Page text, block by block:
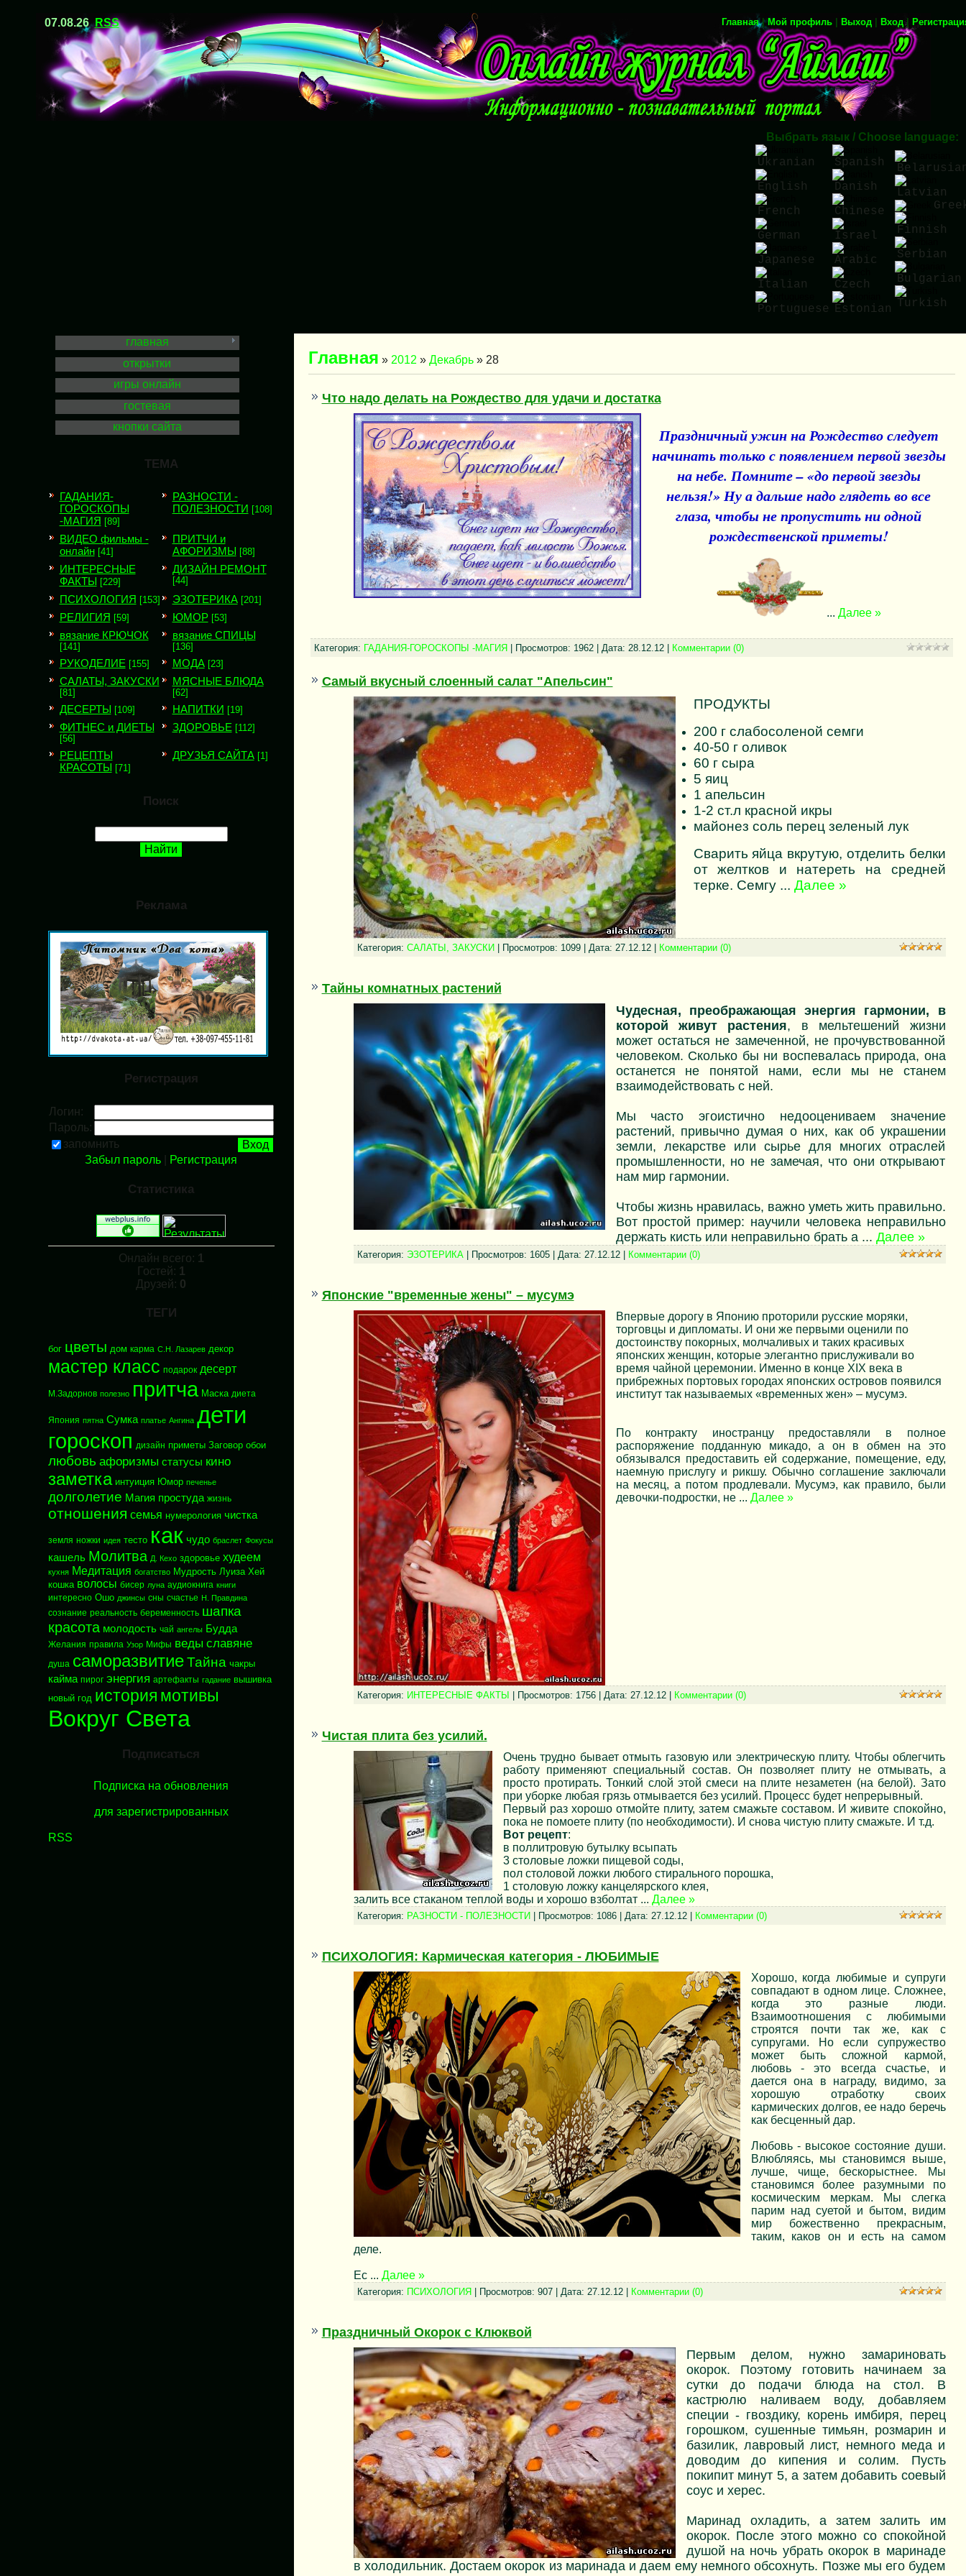
07.08.26RSS Главная| Мой профиль| Выход| Вход|
Выбрать язык / Choose language:
Ukranian
English
French
German
Japanese
Italian
Portuguese
Spanish
Danish
Chinese
Israel
Arabic
Czech
Estonian
Latvian
Finnish
Serbian
Bulgarian
Turkish
главная
открытки
игры онлайн
гостевая
кнопки сайта
ТЕМА
ГАДАНИЯ-
ГОРОСКОПЫ
-МАГИЯ [89]
РАЗНОСТИ -
ПОЛЕЗНОСТИ [108]
ВИДЕО фильмы -
онлайн [41]
ПРИТЧИ и
АФОРИЗМЫ [88]
ИНТЕРЕСНЫЕ
ФАКТЫ [229]
ДИЗАЙН РЕМОНТ
[44]
ПСИХОЛОГИЯ [153] ЭЗОТЕРИКА [201]
РЕЛИГИЯ [59] ЮМОР [53]
вязание КРЮЧОК
[141]
вязание СПИЦЫ
[136]
РУКОДЕЛИЕ [155] МОДА [23]
САЛАТЫ, ЗАКУСКИ
[81]
МЯСНЫЕ БЛЮДА
[62]
ДЕСЕРТЫ [109] НАПИТКИ [19]
ФИТНЕС и ДИЕТЫ
[56]
ЗДОРОВЬЕ [112]
РЕЦЕПТЫ
КРАСОТЫ [71]
ДРУЗЬЯ САЙТА [1]
Поиск
Реклама
Регистрация
Логин:
Пароль:
запомнить
Забыл пароль
Регистрация
Статистика
Онлайн всего: 1
Гостей: 1
Друзей: 0
ТЕГИ
бог цветы дом карма С.Н. Лазарев декор
мастер класс подарок десерт
М.Задорнов полезно притча Маска диета
Япония пятна Сумка платье Ангина дети
гороскоп дизайн приметы Заговор обои
любовь афоризмы статусы кино
заметка интуиция Юмор печенье
долголетие Магия простуда жизнь
отношения семья нумерология чистка
земля ножки идея тесто как чудо браслет Фокусы
кашель Молитва Д. Кехо здоровье худеем
кухня Медитация богатство Мудрость Луиза Хей
кошка волосы бисер луна аудиокнига книги
интересно Ошо джинсы сны счастье Н. Правдина
сознание реальность беременность шапка
красота молодость чай ангелы Будда
Желания правила Узор Мифы веды славяне
душа саморазвитие Тайна чакры
кайма пирог энергия артефакты гадание вышивка
новый год история мотивы
Вокруг Света
Подписаться
Подписка на обновления
для зарегистрированных
RSS
Главная » 2012 » Декабрь » 28
Что надо делать на Рождество для удачи и достатка
Праздничный ужин на Рождество следует
начинать только с появлением первой звезды
на небе. Помните – «до первой звезды
нельзя!» Ну а дальше надо глядеть во все
глаза, чтобы не пропустить ни одной
рождественской приметы!
... Далее »
Категория: ГАДАНИЯ-ГОРОСКОПЫ -МАГИЯ | Просмотров: 1962 | Дата: 28.12.12| Комментарии (0)
Самый вкусный слоенный салат "Апельсин"
ПРОДУКТЫ
200 г слабосоленой семги
40-50 г оливок
60 г сыра
5 яиц
1 апельсин
1-2 ст.л красной икры
майонез соль перец зеленый лук
Сварить яйца вкрутую, отделить белки
от желтков и натереть на средней
терке. Семгу ... Далее »
Категория: САЛАТЫ, ЗАКУСКИ | Просмотров: 1099 | Дата: 27.12.12| Комментарии (0)
Тайны комнатных растений
Чудесная, преображающая энергия гармонии, в
которой живут растения, в мельтешений жизни
может остаться не замеченной, не прочувствованной
человеком. Сколько бы ни воспевалась природа, она
останется не понятой нами, если мы не станем
взаимодействовать с ней.
Мы часто эгоистично недооцениваем значение
растений, привычно думая о них, как об украшении
земли, лекарстве или сырье для многих отраслей
промышленности, но не замечая, что они открывают
нам мир гармонии.
Чтобы жизнь нравилась, важно уметь жить правильно.
Вот простой пример: научили человека неправильно
держать кисть или неправильно брать а ... Далее »
Категория: ЭЗОТЕРИКА| Просмотров: 1605 | Дата: 27.12.12| Комментарии (0)
Японские "временные жены" – мусумэ
Впервые дорогу в Японию проторили русские моряки,
торговцы и дипломаты. И они же первыми оценили по
достоинству покорных, молчаливых и таких красивых
японских женщин, которые элегантно прислуживали во
время чайной церемонии. Именно в конце XIX века в
прибрежных портовых городах японских островов появился
институт так называемых «временных жен» – мусумэ.
По контракту иностранцу предоставляли в полное
распоряжение подданную микадо, а он в обмен на это
обязывался предоставить ей содержание, помещение, еду,
наемную прислугу и рикшу. Обычно соглашение заключали
на месяц, а потом продлевали. Мусумэ, как правило, были
девочки-подростки, не ... Далее »
Категория: ИНТЕРЕСНЫЕ ФАКТЫ | Просмотров: 1756 | Дата: 27.12.12| Комментарии (0)
Чистая плита без усилий.
Очень трудно бывает отмыть газовую или электрическую плиту. Чтобы облегчить
работу применяют специальный состав. Он позволяет плиту не отмывать, а
просто протирать. Тонкий слой этой смеси на плите незаметен (на белой). Зато
при уборке любая грязь отмывается без усилий. Процесс будет непрерывный.
Первый раз хорошо отмойте плиту, затем смажьте составом. И живите спокойно,
пока не помоете плиту (по необходимости). И снова чистую плиту смажьте. И т.д.
Вот рецепт:
в поллитровую бутылку всыпать
3 столовые ложки пищевой соды,
пол столовой ложки любого стирального порошка,
1 столовую ложку канцелярского клея,
залить все стаканом теплой воды и хорошо взболтат ... Далее »
Категория: РАЗНОСТИ - ПОЛЕЗНОСТИ | Просмотров: 1086 | Дата: 27.12.12| Комментарии (0)
ПСИХОЛОГИЯ: Кармическая категория - ЛЮБИМЫЕ
Хорошо, когда любимые и супруги
совпадают в одном лице. Сложнее,
когда это разные люди.
Взаимоотношения с любимыми
строятся почти так же, как с
супругами. Но если супружество
может быть сложной кармой,
любовь - это всегда счастье, и
дается она в награду, видимо, за
хорошую отработку своих
кармических долгов, ее надо беречь
как бесценный дар.
Любовь - высокое состояние души.
Влюбляясь, мы становимся выше,
лучше, чище, бескорыстнее. Мы
становимся более разумными по
космическим меркам. Мы слегка
парим над суетой и бытом, видим
мир божественно прекрасным,
таким, каков он и есть на самом
деле.
Ес ... Далее »
Категория: ПСИХОЛОГИЯ | Просмотров: 907 | Дата: 27.12.12| Комментарии (0)
Праздничный Окорок с Клюквой
Первым делом, нужно замариновать
окорок. Поэтому готовить начинаем за
сутки до подачи блюда на стол. В
кастрюлю наливаем воду, добавляем
специи - гвоздику, корень имбиря, перец
горошком, сушенные тимьян, розмарин и
базилик, лавровый лист, немного меда и
доводим до кипения и солим. Пусть
покипит минут 5, а затем добавить соевый
соус и херес.
Маринад охладить, а затем залить им
окорок. После этого можно со спокойной
душой на ночь убрать окорок в маринаде
в холодильник. Достаем окорок из маринада и даем ему немного обсохнуть. Позже мы его будем